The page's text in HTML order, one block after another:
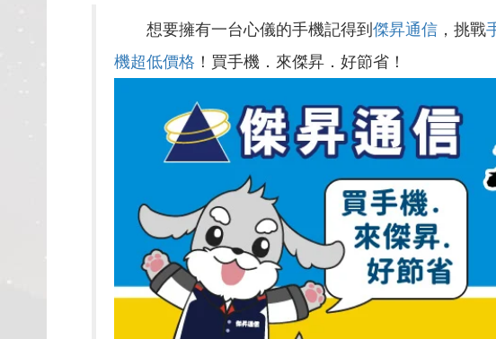
想要擁有一台心儀的手機記得到 傑昇通信 ，挑戰
機超低價格 ！買手機．來傑昇．好節省！